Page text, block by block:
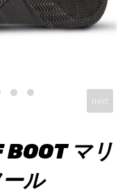
next
マリ
ル